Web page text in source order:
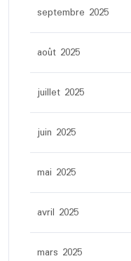
septembre 2025
août 2025
juillet 2025
juin 2025
mai 2025
avril 2025
mars 2025